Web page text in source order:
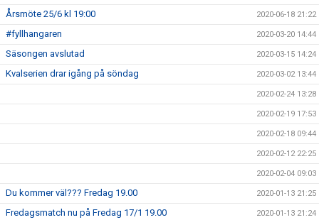
Årsmöte 25/6 kl 19:00 2020-06-18 21:22
#fyllhangaren 2020-03-20 14:44
Säsongen avslutad 2020-03-15 14:24
Kvalserien drar igång på söndag 2020-03-02 13:44
2020-02-24 13:28
2020-02-19 17:53
2020-02-18 09:44
2020-02-12 22:25
2020-02-04 09:03
Du kommer väl??? Fredag 19.00 2020-01-13 21:25
Fredagsmatch nu på Fredag 17/1 19.00 2020-01-13 21:24